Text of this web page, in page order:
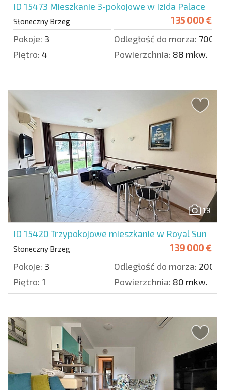
ID 15473 Mieszkanie 3-pokojowe w Izida Palace
Słoneczny Brzeg 135 000 €
Pokoje: 3 Odległość do morza: 700
Piętro: 4 Powierzchnia: 88 mkw.
19
ID 15420 Trzypokojowe mieszkanie w Royal Sun
Słoneczny Brzeg 139 000 €
Pokoje: 3 Odległość do morza: 200
Piętro: 1 Powierzchnia: 80 mkw.